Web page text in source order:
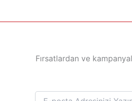
Fırsatlardan ve